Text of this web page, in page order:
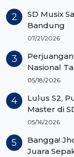
SD Musix
Bandung
07/21/2026
Nasional
05/18/2026
Lulus S2,
Master di
05/16/2026
Bangga!
Juara